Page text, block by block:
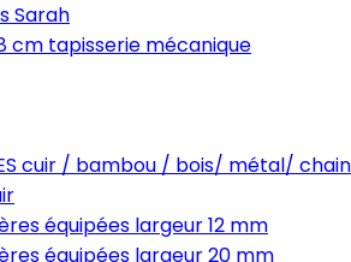
Sarah
cm tapisserie mécanique
cuir / bambou / bois/ métal/
équipées largeur 12 mm
équipées largeur 20 mm